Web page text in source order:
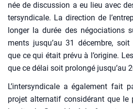
née de dis­cus­sion a eu lieu avec
ter­syn­di­cale. La direc­tion de
lon­ger la durée des négo­cia­tions
ments jus­qu’au 31 décembre,
que ce qui était pré­vu à l’o­ri­gine.
que ce délai soit pro­lon­gé jus­qu’au
L’in­ter­syn­di­cale a éga­le­ment fait
pro­jet alter­na­tif consi­dé­rant que le